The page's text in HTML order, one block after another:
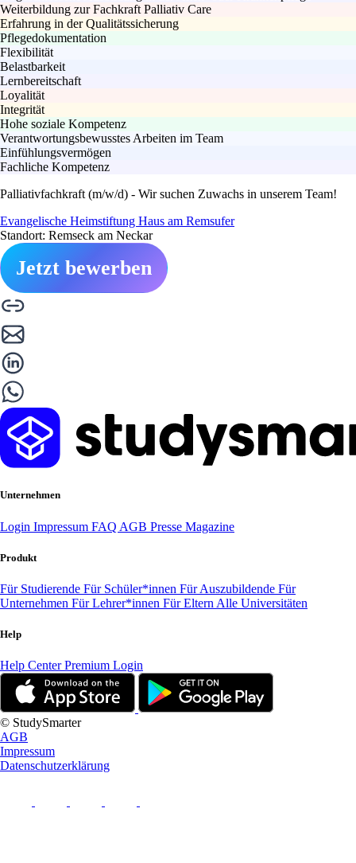
Weiterbildung zur Fachkraft Palliativ Care
Erfahrung in der Qualitätssicherung
Pflegedokumentation
Flexibilität
Belastbarkeit
Lernbereitschaft
Loyalität
Integrität
Hohe soziale Kompetenz
Verantwortungsbewusstes Arbeiten im Team
Einfühlungsvermögen
Fachliche Kompetenz
Palliativfachkraft (m/w/d) - Wir suchen Zuwachs in unserem Team!
Evangelische Heimstiftung Haus am Remsufer
Standort: Remseck am Neckar
Jetzt bewerben
Unternehmen
Login Impressum FAQ AGB Presse Magazine
Produkt
Für Studierende Für Schüler*innen Für Auszubildende Für
Unternehmen Für Lehrer*innen Für Eltern Alle Universitäten
Help
Help CenterPremium Login
© StudySmarter
AGB
Impressum
Datenschutzerklärung